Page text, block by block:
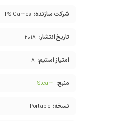
شرکت سازنده: PS Games
تاریخ انتشار: ۲۰۱۸
امتیاز استیم: ۸
منبع: Steam
نسخه: Portable